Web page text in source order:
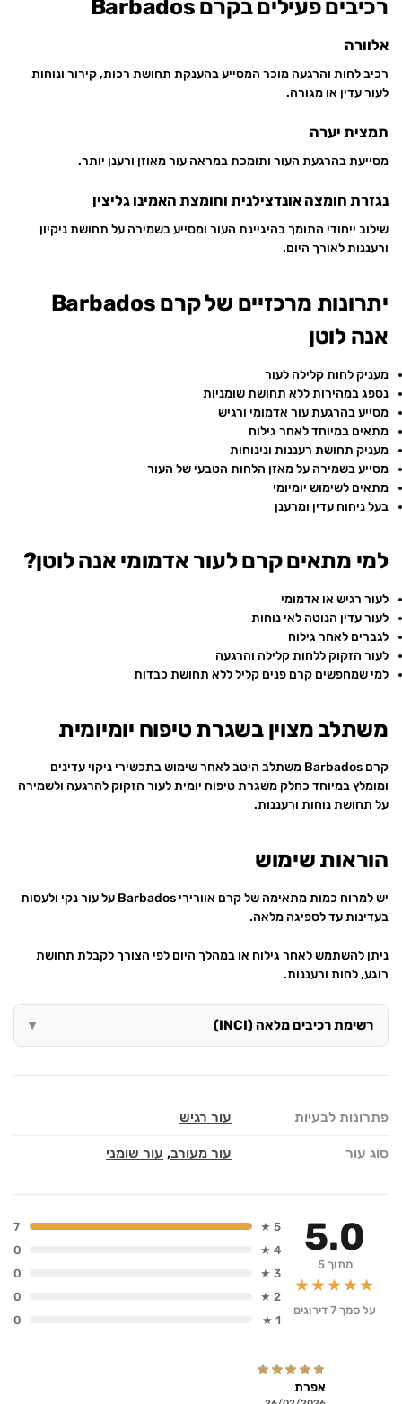
רכיבים פעילים בקרם Barbados
אלוורה
רכיב לחות והרגעה מוכר המסייע בהענקת תחושת רכות, קירור ונוחות
לעור עדין או מגורה.
תמצית יערה
מסייעת בהרגעת העור ותומכת במראה עור מאוזן ורענן יותר.
נגזרת חומצה אונדצילנית וחומצת האמינו גליצין
שילוב ייחודי התומך בהיגיינת העור ומסייע בשמירה על תחושת ניקיון
ורעננות לאורך היום.
יתרונות מרכזיים של קרם Barbados
אנה לוטן
מעניק לחות קלילה לעור
נספג במהירות ללא תחושת שומניות
מסייע בהרגעת עור אדמומי ורגיש
מתאים במיוחד לאחר גילוח
מעניק תחושת רעננות ונינוחות
מסייע בשמירה על מאזן הלחות הטבעי של העור
מתאים לשימוש יומיומי
בעל ניחוח עדין ומרענן
למי מתאים קרם לעור אדמומי אנה לוטן?
לעור רגיש או אדמומי
לעור עדין הנוטה לאי נוחות
לגברים לאחר גילוח
לעור הזקוק ללחות קלילה והרגעה
למי שמחפשים קרם פנים קליל ללא תחושת כבדות
משתלב מצוין בשגרת טיפוח יומיומית
קרם Barbados משתלב היטב לאחר שימוש בתכשירי ניקוי עדינים
ומומלץ במיוחד כחלק משגרת טיפוח יומית לעור הזקוק להרגעה ולשמירה
על תחושת נוחות ורעננות.
הוראות שימוש
יש למרוח כמות מתאימה של קרם אוורירי Barbados על עור נקי ולעסות
בעדינות עד לספיגה מלאה.
ניתן להשתמש לאחר גילוח או במהלך היום לפי הצורך לקבלת תחושת
רוגע, לחות ורעננות.
רשימת רכיבים מלאה (INCI)
פתרונות לבעיות עור רגיש
סוג עור עור מעורב, עור שומני
5.0
מתוך 5
★★★★★
על סמך 7 דירוגים
5 ★
7
4 ★
0
3 ★
0
2 ★
0
1 ★
0
אפרת